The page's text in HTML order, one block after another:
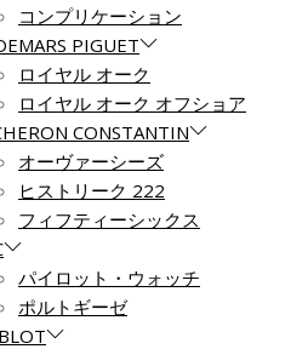
コンプリケーション
PIGUET
ロイヤル オーク
ロイヤル オーク オフショア
CONSTANTIN
オーヴァーシーズ
ヒストリーク 222
フィフティーシックス
パイロット・ウォッチ
ポルトギーゼ